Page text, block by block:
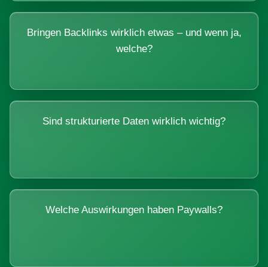
Bringen Backlinks wirklich etwas – und wenn ja,
welche?
Sind strukturierte Daten wirklich wichtig?
Welche Auswirkungen haben Paywalls?